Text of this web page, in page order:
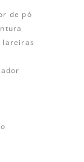
de pó
lareiras